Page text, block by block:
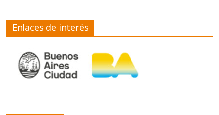
Enlaces de interés